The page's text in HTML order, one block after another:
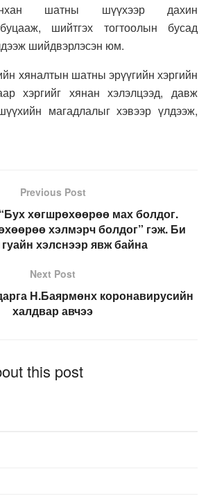
шатны шүүхээр дахин
шийтгэх тогтоолын бусад
шийдвэрлэсэн юм.
хяналтын шатны эрүүгийн хэргийн
хэргийг хянан хэлэлцээд, давж
магадлалыг хэвээр үлдээж,
Previous Post
хөгшрөхөөрөө мах болдог.
хэлмэрч болдог” гэж. Би
хэлснээр явж байна
Next Post
Н.Баярмөнх коронавирусийн
халдвар авчээ
this post